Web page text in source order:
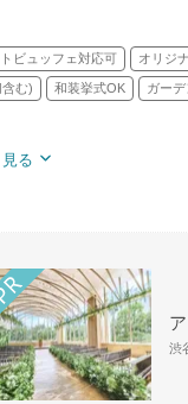
ビュッフェ対応可 オリジ
む) 和装挙式OK ガー
る
渋